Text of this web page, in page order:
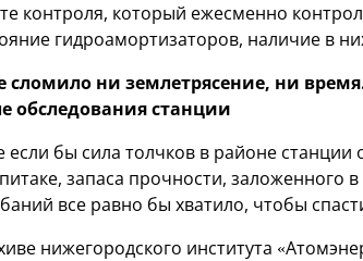
контроля, который ежесменно
гидроамортизаторов, наличие в
сломило ни землетрясение, ни
обследования станции
если бы сила толчков в районе станции
запаса прочности,
все равно бы хватило, чтобы
нижегородского института